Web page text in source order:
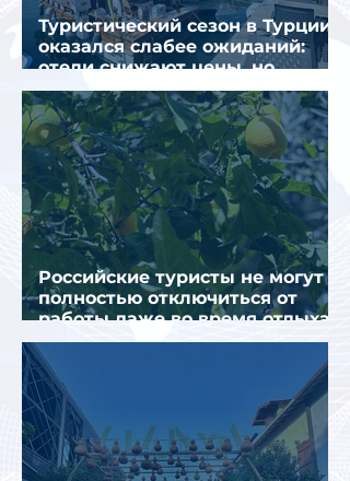
Туристический сезон в Турции
оказался слабее ожиданий:
отели снижают цены, но
загрузка остается низкой
Российские туристы не могут
полностью отключиться от
работы даже во время отдыха
в Турции